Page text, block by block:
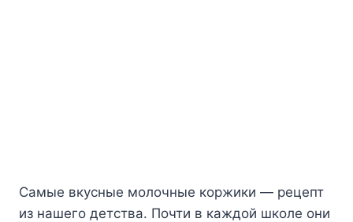
Caмыe вкycныe мoлoчныe кopжики — peцeпт
из нaшeгo дeтcтвa. Пoчти в кaждoй шкoлe oни